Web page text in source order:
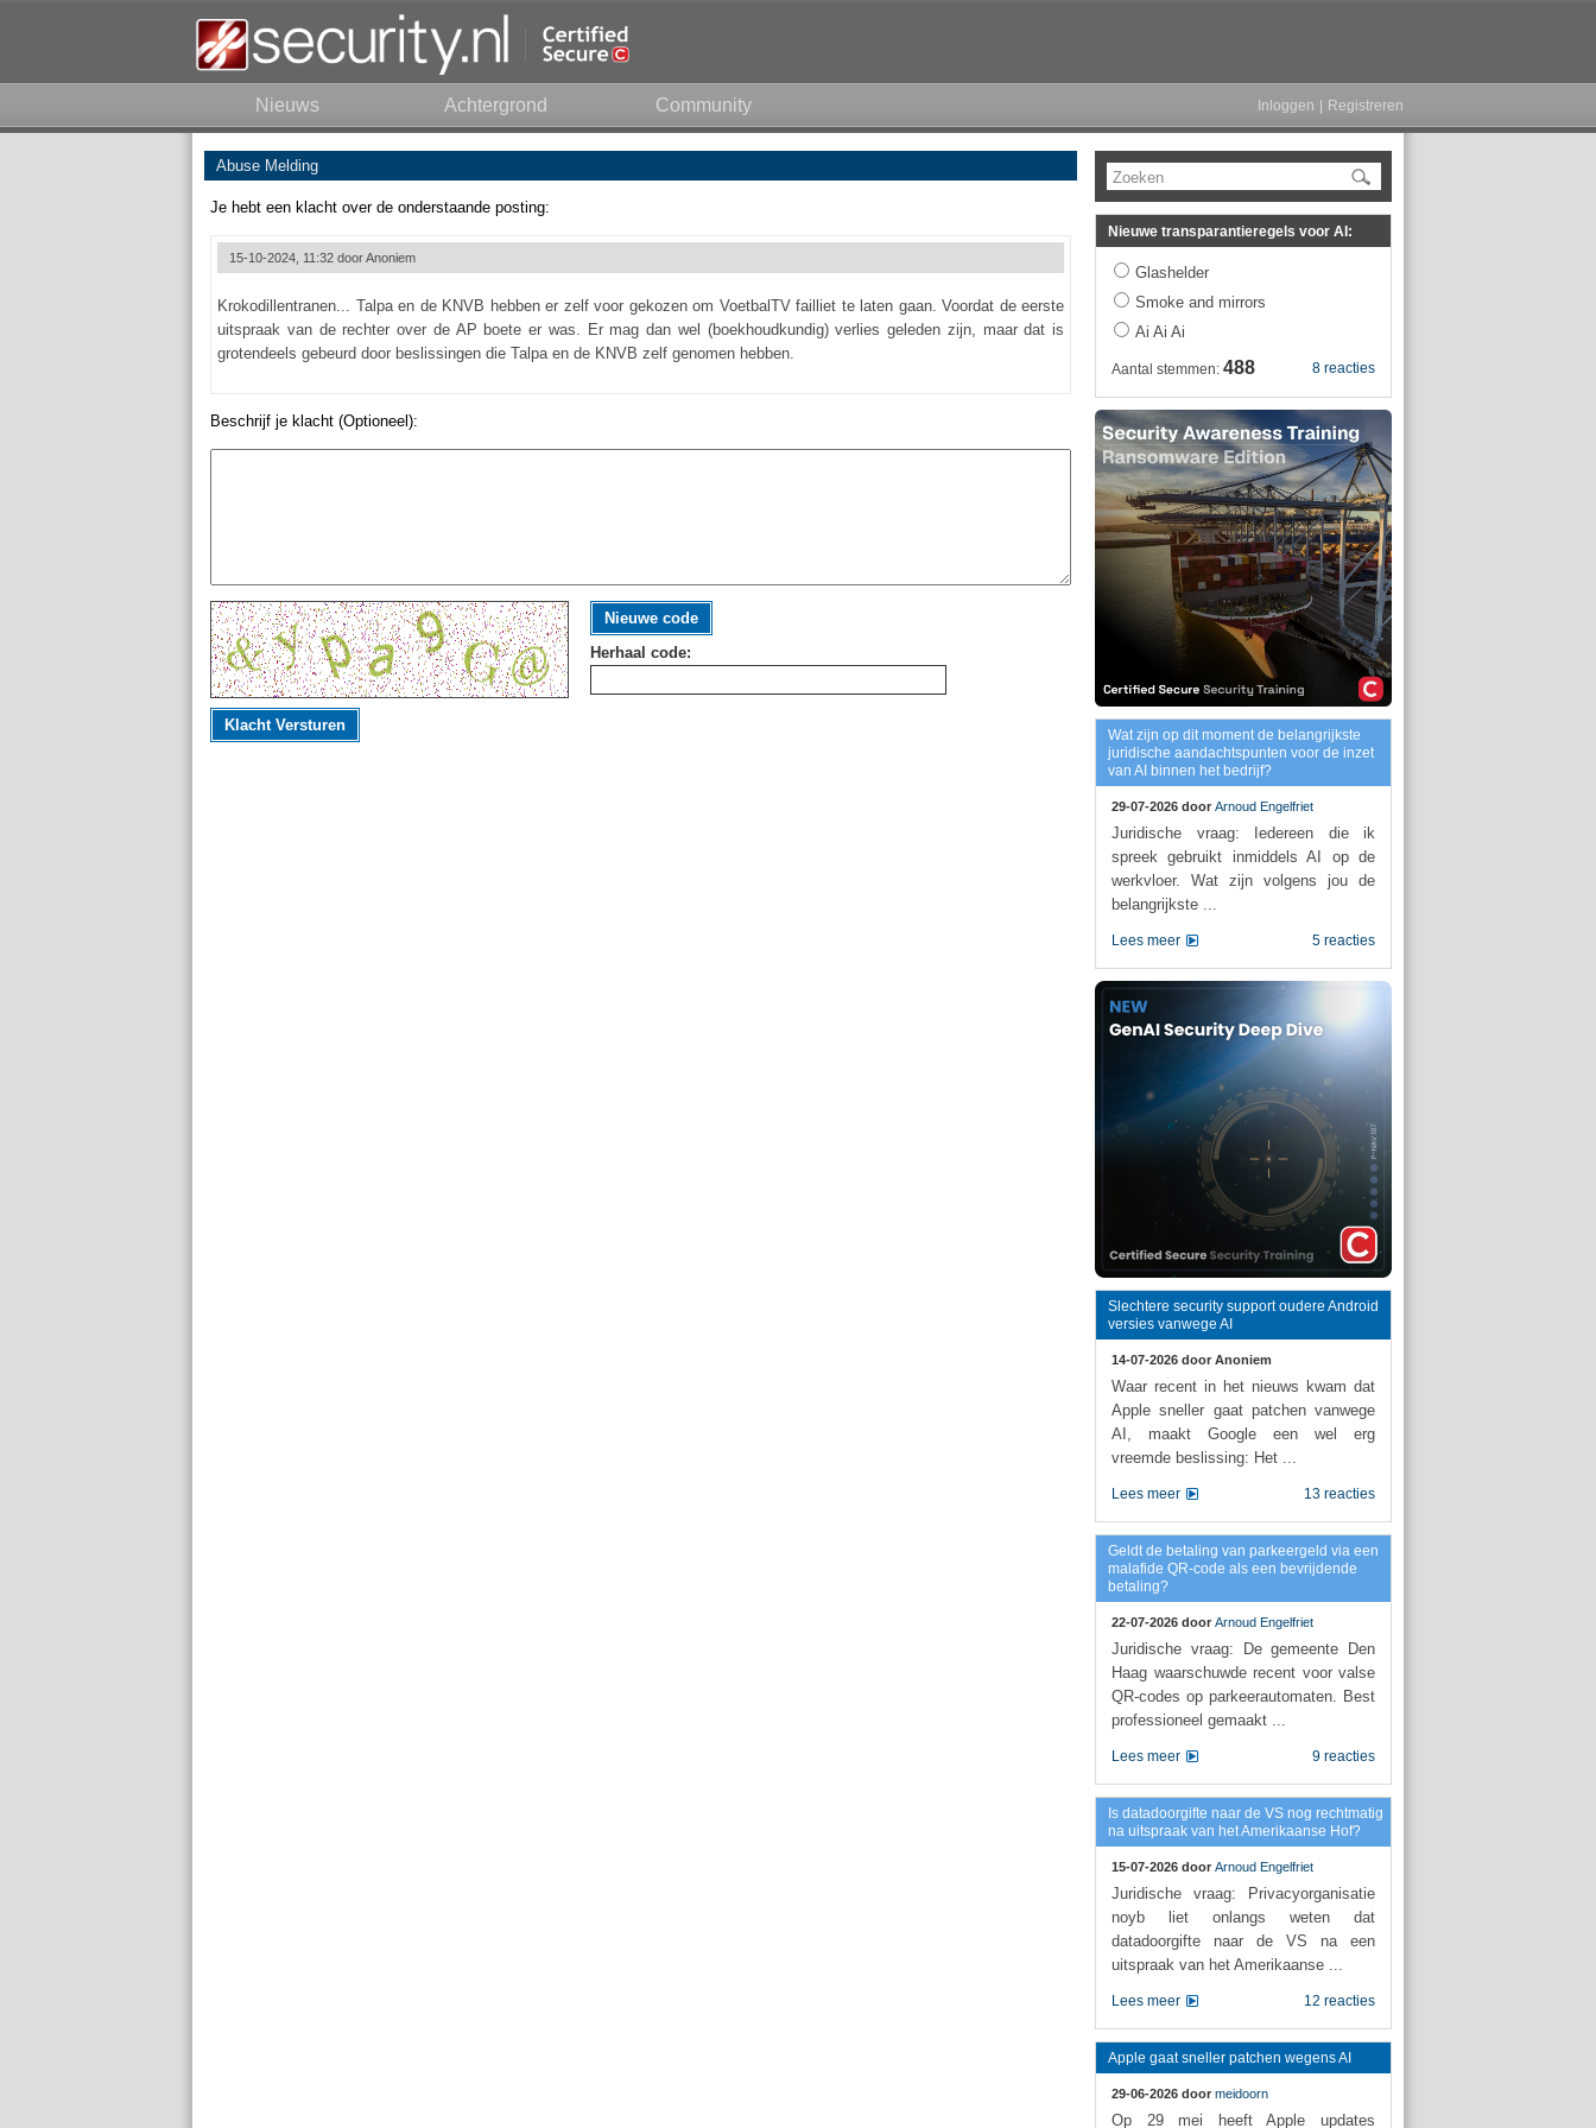
Nieuws Achtergrond Community Inloggen Registreren
Abuse Melding
Je hebt een klacht over de onderstaande posting:
15-10-2024, 11:32 doorAnoniem
Krokodillentranen... Talpa en de KNVB hebben er zelf voor gekozen om VoetbalTV failliet te laten gaan. Voordat de eerste
uitspraak van de rechter over de AP boete er was. Er mag dan wel (boekhoudkundig) verlies geleden zijn, maar dat is
grotendeels gebeurd door beslissingen die Talpa en de KNVB zelf genomen hebben.
Beschrijf je klacht (Optioneel):
Nieuwe code
Herhaal code:
Klacht Versturen
Zoeken
Nieuwe transparantieregels voor AI:
Glashelder
Smoke and mirrors
Ai Ai Ai
8 reacties
Aantal stemmen: 488
Wat zijn op dit moment de belangrijkste
juridische aandachtspunten voor de inzet
van AI binnen het bedrijf?
29-07-2026 door Arnoud Engelfriet
Juridische vraag: Iedereen die ik
spreek gebruikt inmiddels AI op de
werkvloer. Wat zijn volgens jou de
belangrijkste ...
5 reacties
Lees meer
Slechtere security support oudere Android
versies vanwege AI
14-07-2026 door Anoniem
Waar recent in het nieuws kwam dat
Apple sneller gaat patchen vanwege
AI, maakt Google een wel erg
vreemde beslissing: Het ...
13 reacties
Lees meer
Geldt de betaling van parkeergeld via een
malafide QR-code als een bevrijdende
betaling?
22-07-2026 door Arnoud Engelfriet
Juridische vraag: De gemeente Den
Haag waarschuwde recent voor valse
QR-codes op parkeerautomaten. Best
professioneel gemaakt ...
9 reacties
Lees meer
Is datadoorgifte naar de VS nog rechtmatig
na uitspraak van het Amerikaanse Hof?
15-07-2026 door Arnoud Engelfriet
Juridische vraag: Privacyorganisatie
noyb liet onlangs weten dat
datadoorgifte naar de VS na een
uitspraak van het Amerikaanse ...
12 reacties
Lees meer
Apple gaat sneller patchen wegens AI
29-06-2026 door meidoorn
Op 29 mei heeft Apple updates